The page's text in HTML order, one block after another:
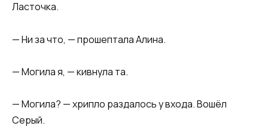
Ласточка.
— Ни за что, — прошептала Алина.
— Могила я, — кивнула та.
— Могила? — хрипло раздалось у входа. Вошёл
Серый.